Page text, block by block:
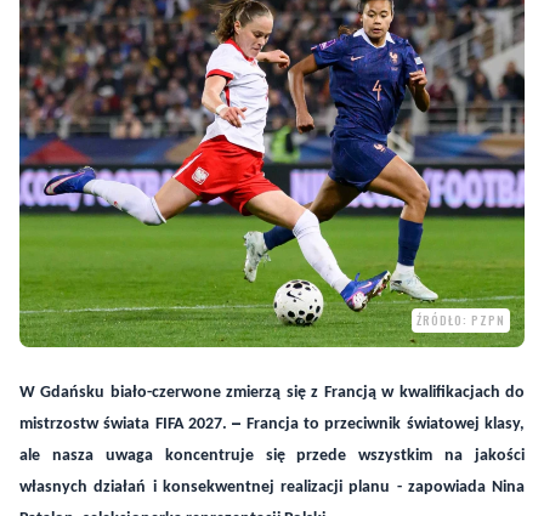
ŹRÓDŁO: PZPN
W Gdańsku biało-czerwone zmierzą się z Francją w kwalifikacjach do
mistrzostw świata FIFA 2027.–Francja to przeciwnik światowej klasy,
własnych działań i konsekwentnej realizacji planu - zapowiada Nina
Patalon, selekcjonerka reprezentacji Polski.